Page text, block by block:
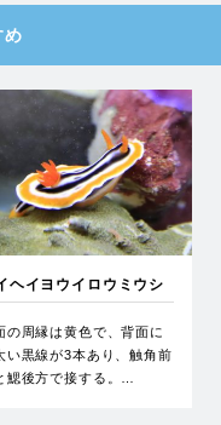
め
ヘイヨウイロウミウシ
の周縁は黄色で、背面に
い黒線が3本あり、触角前
鰓後方で接する。…